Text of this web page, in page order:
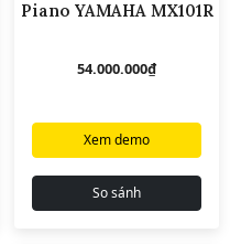
Piano YAMAHA MX101R
54.000.000₫
Xem demo
So sánh